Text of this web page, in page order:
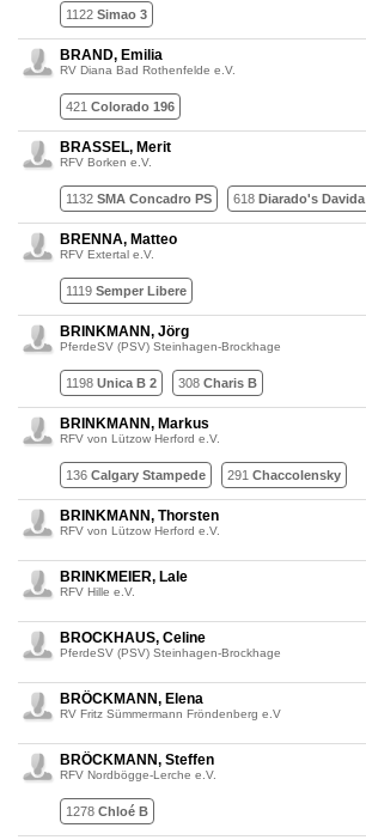
1122 Simao 3
BRAND, Emilia
RV Diana Bad Rothenfelde e.V.
421 Colorado 196
BRASSEL, Merit
RFV Borken e.V.
1132 SMA Concadro PS 618 Diarado's Davida
BRENNA, Matteo
RFV Extertal e.V.
1119 Semper Libere
BRINKMANN, Jörg
PferdeSV (PSV) Steinhagen-Brockhage
1198 Unica B 2 308 Charis B
BRINKMANN, Markus
RFV von Lützow Herford e.V.
136 Calgary Stampede 291 Chaccolensky
BRINKMANN, Thorsten
RFV von Lützow Herford e.V.
BRINKMEIER, Lale
RFV Hille e.V.
BROCKHAUS, Celine
PferdeSV (PSV) Steinhagen-Brockhage
BRÖCKMANN, Elena
RV Fritz Sümmermann Fröndenberg e.V
BRÖCKMANN, Steffen
RFV Nordbögge-Lerche e.V.
1278 Chloé B